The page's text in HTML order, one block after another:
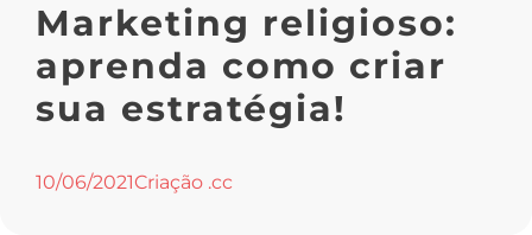
Marketing religioso:
aprenda como criar
sua estratégia!
10/06/2021Criação .cc